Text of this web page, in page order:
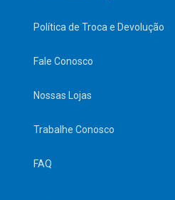
Política de Troca e Devolução
Fale Conosco
Nossas Lojas
Trabalhe Conosco
FAQ